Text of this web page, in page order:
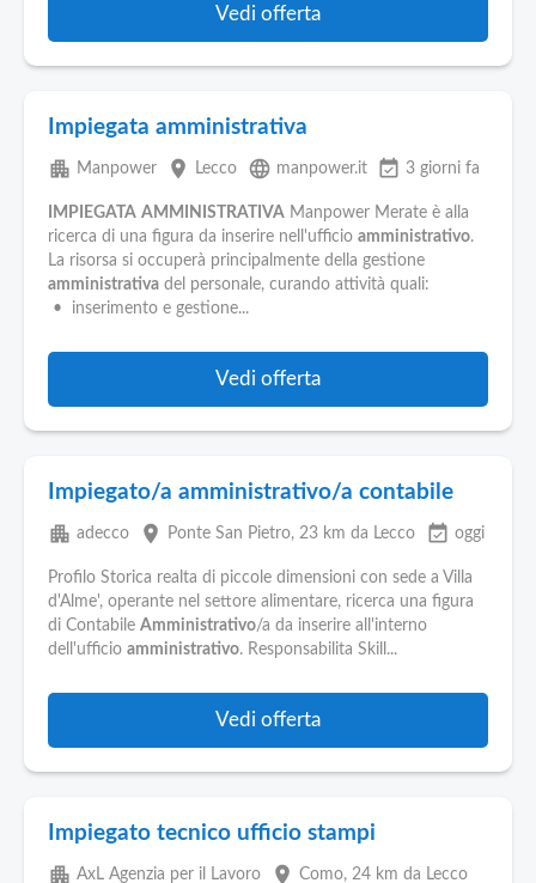
Vedi offerta
Impiegata amministrativa
apartment Manpower place Lecco language manpower.it event_available 3 giorni fa
IMPIEGATA AMMINISTRATIVA Manpower Merate è alla
ricerca di una figura da inserire nell'ufficio amministrativo.
La risorsa si occuperà principalmente della gestione
amministrativa del personale, curando attività quali:
• inserimento e gestione...
Vedi offerta
Impiegato/a amministrativo/a contabile
apartment adecco place Ponte San Pietro, 23 km da Lecco event_available oggi
Profilo Storica realta di piccole dimensioni con sede a Villa
d'Alme', operante nel settore alimentare, ricerca una figura
di Contabile Amministrativo/a da inserire all'interno
dell'ufficio amministrativo. Responsabilita Skill...
Vedi offerta
Impiegato tecnico ufficio stampi
apartment AxL Agenzia per il Lavoro place Como, 24 km da Lecco